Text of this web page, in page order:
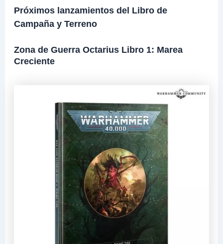
Próximos lanzamientos del Libro de
Campaña y Terreno
Zona de Guerra Octarius Libro 1: Marea
Creciente